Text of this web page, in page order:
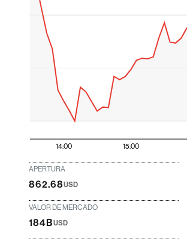
14:00 15:00
APERTURA
862.68USD
VALOR DE MERCADO
184BUSD